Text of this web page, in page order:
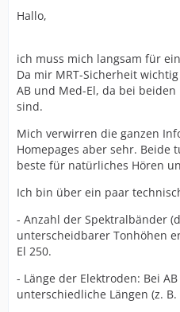
Hallo,
ich muss mich langsam für
Da mir MRT-Sicherheit
AB und Med-El, da bei beiden
sind.
Mich verwirren die ganzen
Homepages aber sehr. Beide
beste für natürliches Hören
Ich bin über ein paar
- Anzahl der Spektralbänder
unterscheidbarer Tonhöhen
El 250.
- Länge der Elektroden: Bei
unterschiedliche Längen (z. B.